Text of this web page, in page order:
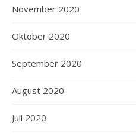
November 2020
Oktober 2020
September 2020
August 2020
Juli 2020